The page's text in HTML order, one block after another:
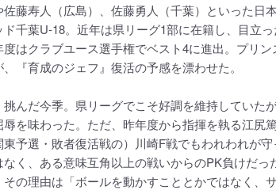
藤寿人（広島）、佐藤勇人（千葉）といった日
千葉U-18。近年は県リーグ1部に在籍し、目立
はクラブユース選手権でベスト4に進出。プリ
『育成のジェフ』復活の予感を漂わせた。
んだ今季。県リーグでこそ好調を維持していた
を味わった。ただ、昨年度から指揮を執る江尻篤
東予選・敗者復活戦の）川崎F戦でもわれわれが
く、ある意味互角以上の戦いからのPK負けだっ
の理由は「ボールを動かすこととかではなく、